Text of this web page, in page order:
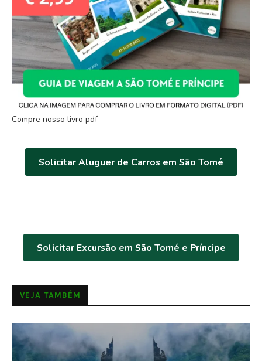
Compre nosso livro pdf
Solicitar Aluguer de Carros em São Tomé
Solicitar Excursão em São Tomé e Príncipe
VEJA TAMBÉM